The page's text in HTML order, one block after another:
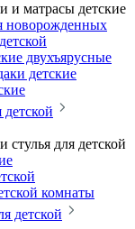
и матрасы детские
новорожденных
двухъярусные
детские
стулья для детской
комнаты
детской